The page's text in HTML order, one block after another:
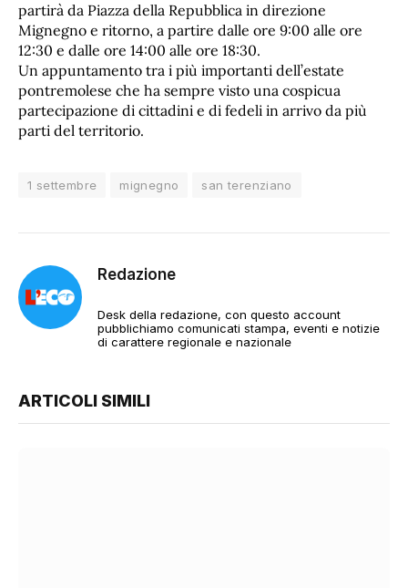
partirà da Piazza della Repubblica in direzione
Mignegno e ritorno, a partire dalle ore 9:00 alle ore
12:30 e dalle ore 14:00 alle ore 18:30.
Un appuntamento tra i più importanti dell’estate
pontremolese che ha sempre visto una cospicua
partecipazione di cittadini e di fedeli in arrivo da più
parti del territorio.
1 settembre mignegno san terenziano
Redazione
Desk della redazione, con questo account
pubblichiamo comunicati stampa, eventi e notizie
di carattere regionale e nazionale
ARTICOLI SIMILI